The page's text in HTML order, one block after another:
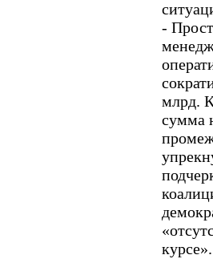
-
млрд.
сумма
курсе».